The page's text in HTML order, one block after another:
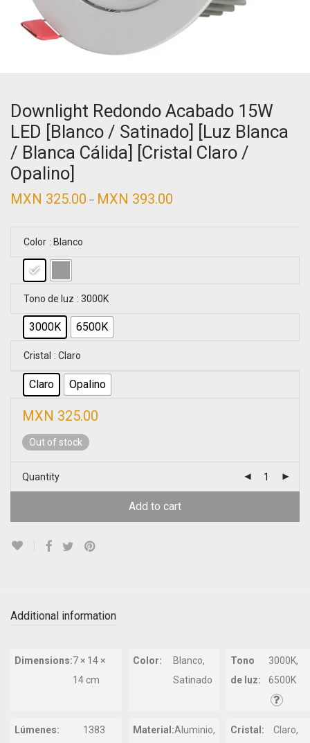
Downlight Redondo Acabado 15W
LED [Blanco / Satinado] [Luz Blanca
/ Blanca Cálida] [Cristal Claro /
Opalino]
MXN 325.00 – MXN 393.00
Color : Blanco
Tono de luz : 3000K
3000K 6500K
Cristal : Claro
Claro Opalino
MXN 325.00
Out of stock
Quantity
Add to cart
Additional information
Dimensions:7 × 14 ×
14 cm
Color:
Blanco,
Satinado
Tono
de luz:
3000K,
6500K
Lúmenes:
1383
Material:Aluminio,
Cristal:
Claro,